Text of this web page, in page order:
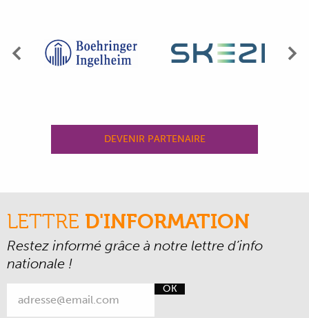
Précédent
DEVENIR PARTENAIRE
LETTRE D'INFORMATION
Restez informé grâce à notre lettre d’info
nationale !
OK